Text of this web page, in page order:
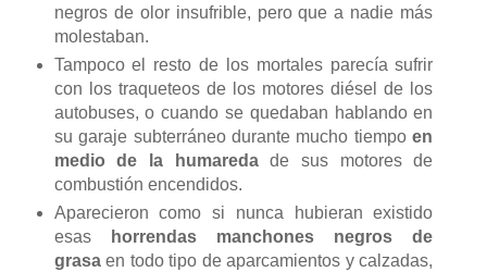
negros de olor insufrible, pero que a nadie más
molestaban.
Tampoco el resto de los mortales parecía sufrir
con los traqueteos de los motores diésel de los
autobuses, o cuando se quedaban hablando en
su garaje subterráneo durante mucho tiempoen
medio de la humaredade sus motores de
combustión encendidos.
Aparecieron como si nunca hubieran existido
esas
horrendas manchones negros de
grasaen todo tipo de aparcamientos y calzadas,